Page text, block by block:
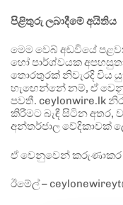
පිළිතුරු ලබාදීමේ අයිතිය
මෙම වෙබ් අඩවියේ
හෝ පාර්ශ්වයක
තොරතුරක් නිවැරදි විය
හැඟෙන්නේ නම්, ඒ
පවතී. ceylonwire.lk
කිරීමට බැඳී සිටින අතර,
අන්තර්ජාල වේදිකාවක්
ඒ වෙනුවෙන් කරුණාකර
ඊමේල් –